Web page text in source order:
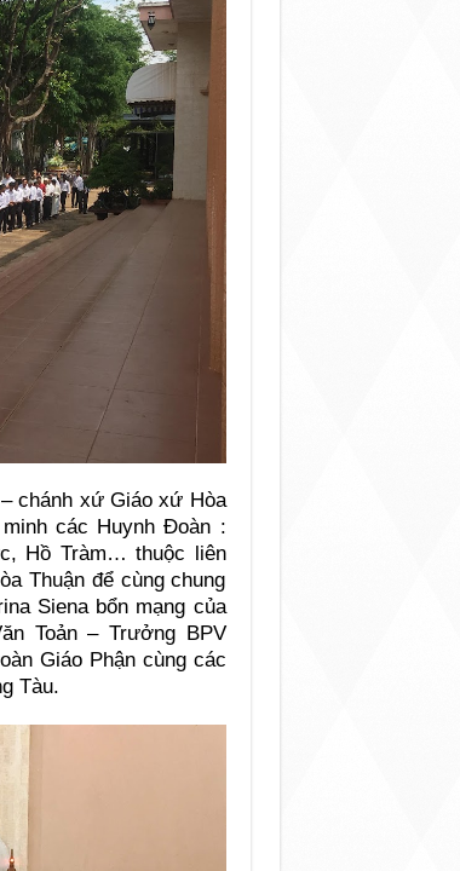
chánh xứ Giáo xứ Hòa
các Huynh Đoàn :
Hồ Tràm… thuộc liên
Thuận để cùng chung
Siena bổn mạng của
Toản – Trưởng BPV
Giáo Phận cùng các
Tàu.